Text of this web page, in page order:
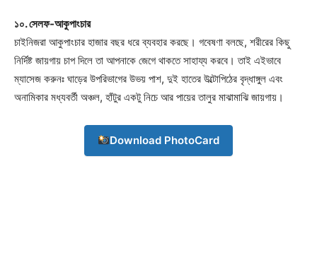
Champs21
Company
১০. সেলফ-আকুপাংচার
চাইনিজরা আকুপাংচার হাজার বছর ধরে ব্যবহার করছে। গবেষণা বলছে, শরীরের কিছু
নির্দিষ্ট জায়গায় চাপ দিলে তা আপনাকে জেগে থাকতে সাহায্য করবে। তাই এইভাবে
ম্যাসেজ করুনঃ ঘাড়ের উপরিভাগের উভয় পাশ, দুই হাতের উল্টোপিঠের বৃদ্ধাঙ্গুল এবং
অনামিকার মধ্যবর্তী অঞ্চল, হাঁটুর একটু নিচে আর পায়ের তালুর মাঝামাঝি জায়গায়।
Download PhotoCard